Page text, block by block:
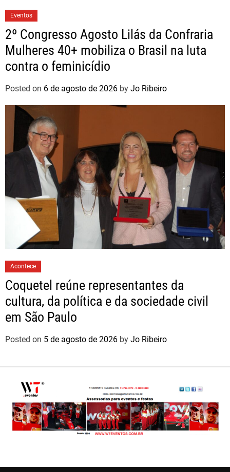
Eventos
2º Congresso Agosto Lilás da Confraria
Mulheres 40+ mobiliza o Brasil na luta
contra o feminicídio
Posted on 6 de agosto de 2026 by Jo Ribeiro
Acontece
Coquetel reúne representantes da
cultura, da política e da sociedade civil
em São Paulo
Posted on 5 de agosto de 2026 by Jo Ribeiro